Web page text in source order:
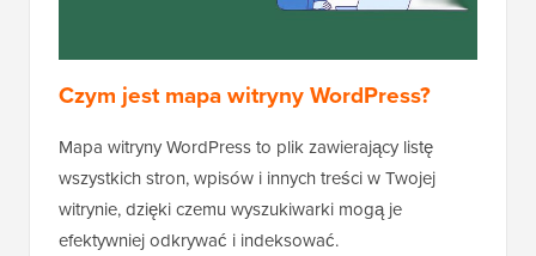
Czym jest mapa witryny WordPress?
Mapa witryny WordPress to plik zawierający listę
wszystkich stron, wpisów i innych treści w Twojej
witrynie, dzięki czemu wyszukiwarki mogą je
efektywniej odkrywać i indeksować.